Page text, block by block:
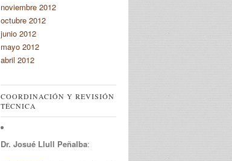
noviembre 2012
octubre 2012
junio 2012
mayo 2012
abril 2012
COORDINACIÓN Y REVISIÓN
TÉCNICA
Dr. Josué Llull Peñalba: